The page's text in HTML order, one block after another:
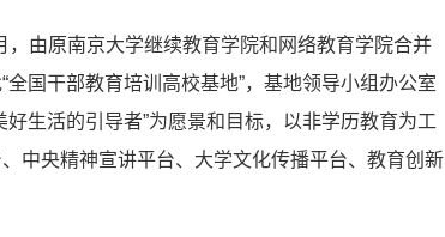
由原南京大学继续教育学院和网络教育学院合并
国干部教育培训高校基地”，基地领导小组办公室
生活的引导者”为愿景和目标，以非学历教育为工
中央精神宣讲平台、大学文化传播平台、教育创新